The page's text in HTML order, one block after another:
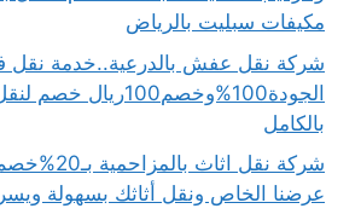
مكيفات سبليت بالرياض
شركة نقل عفش بالدرعية..خدمة نقل
بالكامل
شركة نقل اثاث
عرضنا الخاص ونقل أثاثك بسهولة ويسر